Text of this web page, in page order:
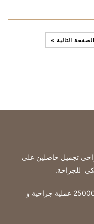
الصفحة التالية »
تجميل حاصلين على
للجراحة.
خبرة تزيد عن 20 عامًا ، تم إجراء أكثر من 25000 عملية جراحية و